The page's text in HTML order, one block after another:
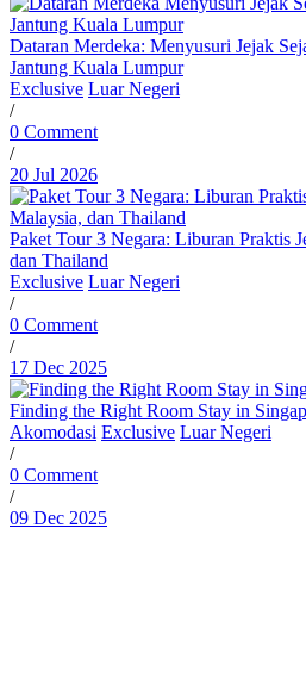
Dataran Merdeka: Menyusuri Jejak
Jantung Kuala Lumpur
Exclusive Luar Negeri
/
0 Comment
/
20 Jul 2026
Paket Tour 3 Negara: Liburan Praktis
dan Thailand
Exclusive Luar Negeri
/
0 Comment
/
17 Dec 2025
Finding the Right Room Stay in
Akomodasi Exclusive Luar Negeri
/
0 Comment
/
09 Dec 2025